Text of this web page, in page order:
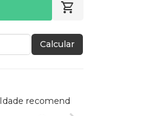
Calcular
Idade recomendada